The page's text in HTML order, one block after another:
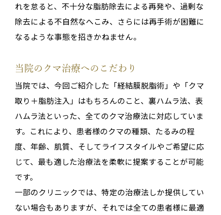
れを怠ると、不十分な脂肪除去による再発や、過剰な
除去による不自然なへこみ、さらには再手術が困難に
なるような事態を招きかねません。
当院のクマ治療へのこだわり
当院では、今回ご紹介した「経結膜脱脂術」や「クマ
取り＋脂肪注入」はもちろんのこと、裏ハムラ法、表
ハムラ法といった、全てのクマ治療法に対応していま
す。これにより、患者様のクマの種類、たるみの程
度、年齢、肌質、そしてライフスタイルやご希望に応
じて、最も適した治療法を柔軟に提案することが可能
です。
一部のクリニックでは、特定の治療法しか提供してい
ない場合もありますが、それでは全ての患者様に最適